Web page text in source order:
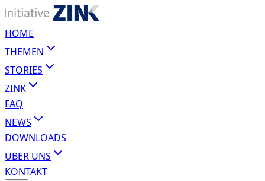
HOME
THEMEN
STORIES
ZINK
FAQ
NEWS
DOWNLOADS
ÜBER UNS
KONTAKT